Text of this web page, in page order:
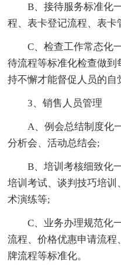
B、接待服务标准化
程、表卡登记流程、表卡
C、检查工作常态化
待流程等标准化检查做
持不懈才能督促人员的自
3、销售人员管理
A、例会总结制度化
分析会、活动总结会;
B、培训考核细致化
培训考试、谈判技巧培
术演练等;
C、业务办理规范化
流程、价格优惠申请流程
牌流程等标准化。